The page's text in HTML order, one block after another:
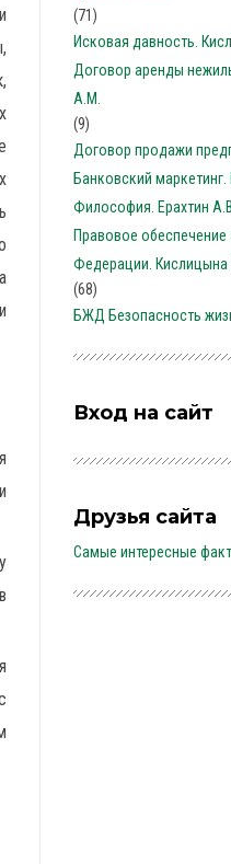
(71)
Исковая давность.
Договор аренды
А.М.
(9)
Договор продажи
Банковский маркетинг.
Философия. Ерахтин А.В.
Правовое
Федерации. Кислицына
(68)
БЖД Безопасность
Вход на сайт
Друзья сайта
Самые интересные